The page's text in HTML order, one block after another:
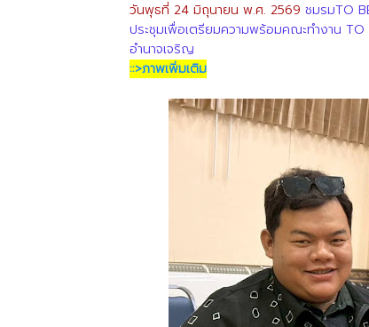
วันพุธที่ 24 มิถุนายน พ.ศ. 2569 ชมรมTO
ประชุมเพื่อเตรียมความพร้อมคณะทำงาน TO
อำนาจเจริญ
::>ภาพเพิ่มเติม